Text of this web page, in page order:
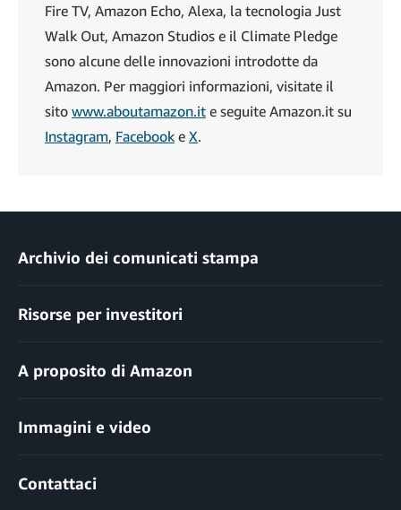
Fire TV, Amazon Echo, Alexa, la tecnologia Just
Walk Out, Amazon Studios e il Climate Pledge
sono alcune delle innovazioni introdotte da
Amazon. Per maggiori informazioni, visitate il
sito www.aboutamazon.it e seguite Amazon.it su
Instagram, Facebook e X.
Archivio dei comunicati stampa
Risorse per investitori
A proposito di Amazon
Immagini e video
Contattaci